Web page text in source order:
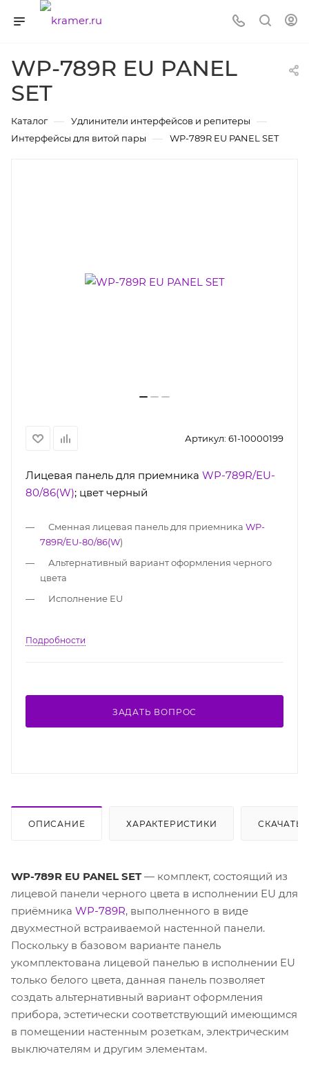
WP-789R EU PANEL
SET
Каталог — Удлинители интерфейсов и репитеры —
Интерфейсы для витой пары — WP-789R EU PANEL SET
Артикул: 61-10000199
Лицевая панель для приемника WP-789R/EU-
80/86(W); цвет черный
Сменная лицевая панель для приемника WP-
789R/EU-80/86(W)
Альтернативный вариант оформления черного
цвета
Исполнение ЕU
Подробности
ЗАДАТЬ ВОПРОС
ОПИСАНИЕ ХАРАКТЕРИСТИКИ СКАЧАТЬ
WP-789R EU PANEL SET— комплект, состоящий из
лицевой панели черного цвета в исполнении EU для
приёмника WP-789R, выполненного в виде
двухместной встраиваемой настенной панели.
Поскольку в базовом варианте панель
укомплектована лицевой панелью в исполнении EU
только белого цвета, данная панель позволяет
создать альтернативный вариант оформления
прибора, эстетически соответствующий имеющимся
в помещении настенным розеткам, электрическим
выключателям и другим элементам.